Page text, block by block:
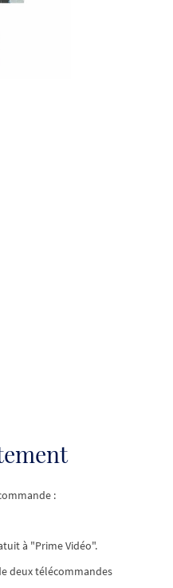
:
à "Prime Vidéo".
deux télécommandes